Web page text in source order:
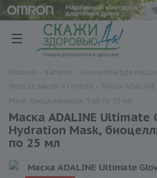
Маска ADALINE Ultimate
Hydration Mask,
по 25 мл